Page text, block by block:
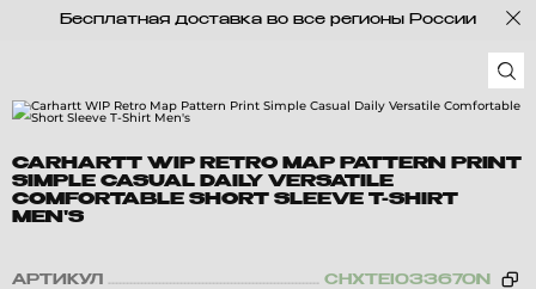
Бесплатная доставка во все регионы России
CARHARTT WIP RETRO MAP PATTERN PRINT
SIMPLE CASUAL DAILY VERSATILE
COMFORTABLE SHORT SLEEVE T-SHIRT
MEN'S
АРТИКУЛ CHXTEI033670N